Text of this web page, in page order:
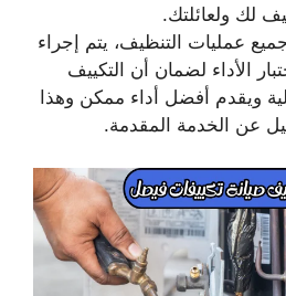
لك ولعائلتك.
جميع عمليات التنظيف، يتم إجراء
الأداء لضمان أن التكييف
ويقدم أفضل أداء ممكن وهذا
عن الخدمة المقدمة.